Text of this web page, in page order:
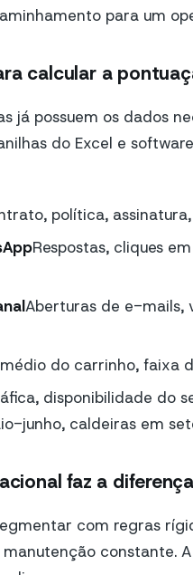
para um
calcular a
já possuem os dados
do Excel e
política,
Respostas, cliques
Aberturas de e-mails,
do carrinho, faixa
disponibilidade do
junho, caldeiras em
faz a diferença
com regras
constante.